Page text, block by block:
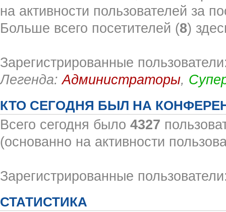
на активности пользователей за
Больше всего посетителей (8)
Зарегистрированные
Легенда:Администраторы,
КТО СЕГОДНЯ БЫЛ НА
Всего сегодня было 4327
(основанно на активности
Зарегистрированные
СТАТИСТИКА